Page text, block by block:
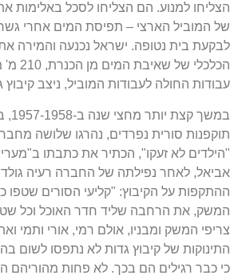
הצליחו למנוע. הם הצליחו לסכל באלימות
של המוביל הארצי – תפיסת המים אחרי
לבקעת בית נטופה. ישראל נכנעה והמירה
הכלכלי של שאיבת המים מן הכנרת, 210 מ'
עבודות החולה לעבודות המוביל, ניצב קיבוץ
במשך קצת יותר מחצי שנה ב-1957-1958,
תוקפנות סורית נפרדים, נהרגו שלושה
"הילדים לא זעקו", הכתיר את כתבתו ב"
אביאל, לאחר נפילתה של החברה רעיה
ההתקפות על הקיבוץ: "קליעי הסורים שטפו
המשק, את הרחבה שליד חדר האוכל וכל
צריפי המשק ומבניו, אולם רמי, אורי ותמי
התינוקות של קיבוץ גדות לא נתפסו לשום
כי כבר רגילים הם בכך. לא פחות מהוריהם